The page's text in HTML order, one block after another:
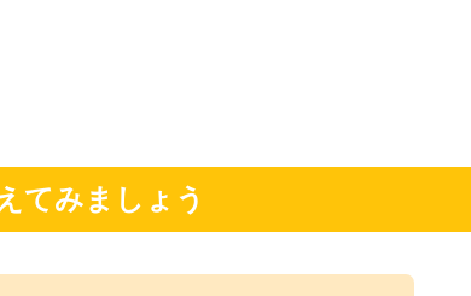
てみましょう